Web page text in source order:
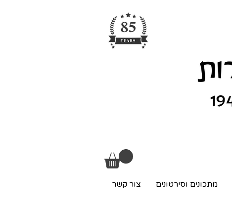
מתכונים וסירטונים צור קשר